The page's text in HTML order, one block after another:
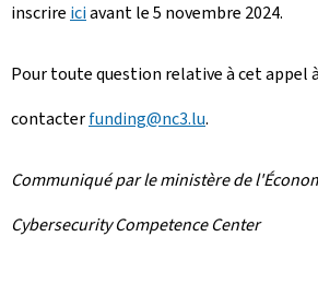
inscrire iciavant le 5 novembre 2024.
Pour toute question relative à cet appel
contacterfunding@nc3.lu.
Communiqué par le ministère de
Cybersecurity Competence Center